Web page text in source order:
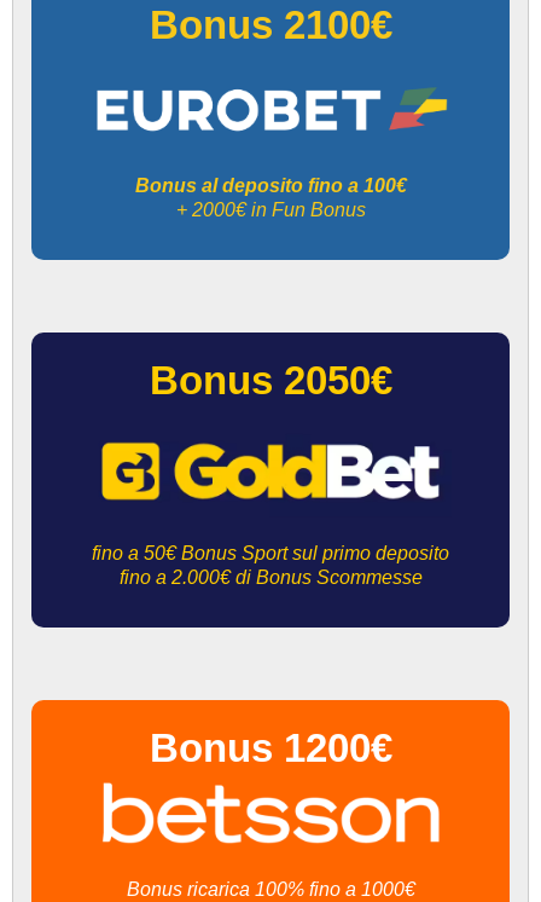
Bonus 2100€
Bonus al deposito fino a 100€
+ 2000€ in Fun Bonus
Bonus 2050€
fino a 50€ Bonus Sport sul primo deposito
fino a 2.000€ di Bonus Scommesse
Bonus 1200€
Bonus ricarica 100% fino a 1000€